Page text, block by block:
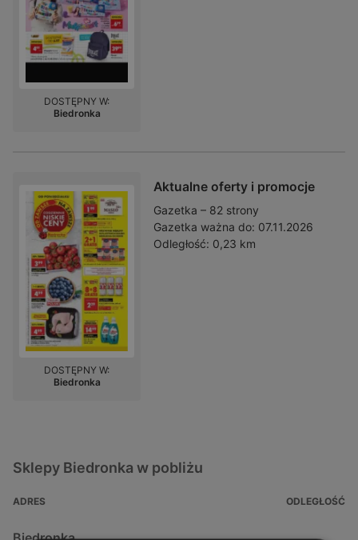
DOSTĘPNY W:
Biedronka
Aktualne oferty i promocje
Gazetka – 82 strony
Gazetka ważna do: 07.11.2026
Odległość: 0,23 km
DOSTĘPNY W:
Biedronka
Sklepy Biedronka w pobliżu
ADRES ODLEGŁOŚĆ